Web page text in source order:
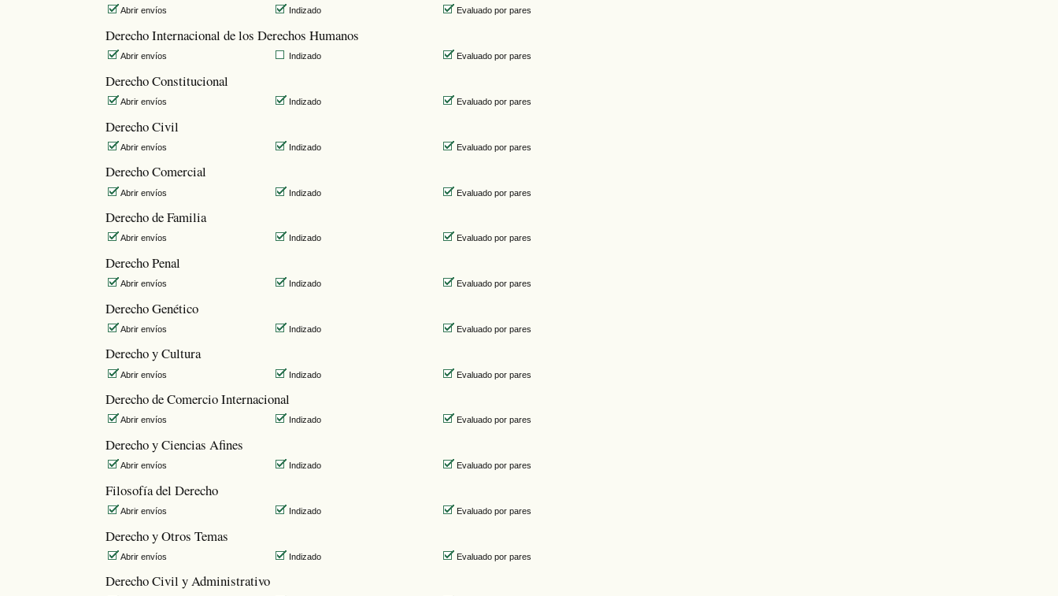
Abrir envíos Indizado Evaluado por pares
Derecho Internacional de los Derechos Humanos
Abrir envíos Indizado Evaluado por pares
Derecho Constitucional
Abrir envíos Indizado Evaluado por pares
Derecho Civil
Abrir envíos Indizado Evaluado por pares
Derecho Comercial
Abrir envíos Indizado Evaluado por pares
Derecho de Familia
Abrir envíos Indizado Evaluado por pares
Derecho Penal
Abrir envíos Indizado Evaluado por pares
Derecho Genético
Abrir envíos Indizado Evaluado por pares
Derecho y Cultura
Abrir envíos Indizado Evaluado por pares
Derecho de Comercio Internacional
Abrir envíos Indizado Evaluado por pares
Derecho y Ciencias Afines
Abrir envíos Indizado Evaluado por pares
Filosofía del Derecho
Abrir envíos Indizado Evaluado por pares
Derecho y Otros Temas
Abrir envíos Indizado Evaluado por pares
Derecho Civil y Administrativo